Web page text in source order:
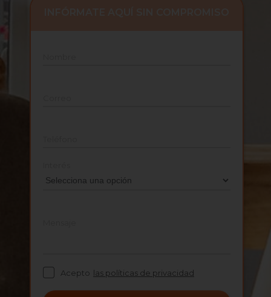
Acepto las políticas de privacidad